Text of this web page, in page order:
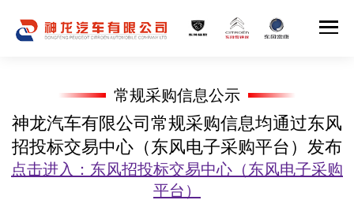
常规采购信息公示
神龙汽车有限公司常规采购信息均通过东风
招投标交易中心（东风电子采购平台）发布
点击进入：东风招投标交易中心（东风电子采购
平台）